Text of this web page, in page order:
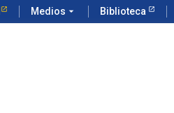
Medios arrow_drop_down Biblioteca